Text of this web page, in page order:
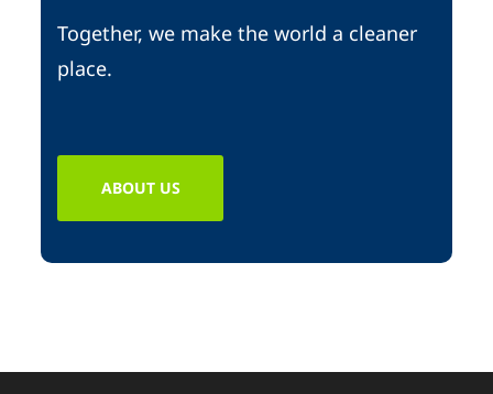
Together, we make the world a cleaner
place.
ABOUT US